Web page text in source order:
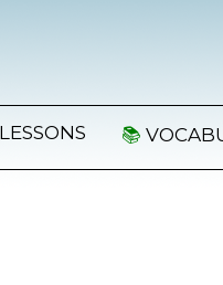
LESSONS 📚